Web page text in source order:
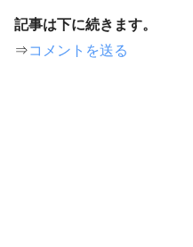
記事は下に続きます。
⇒コメントを送る